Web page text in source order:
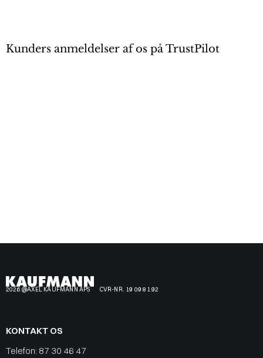
Kunders anmeldelser af os på TrustPilot
2026 @AXEL KAUFMANN APS CVR-NR. 19 09 81 92
KONTAKT OS
Telefon: 87 30 46 47